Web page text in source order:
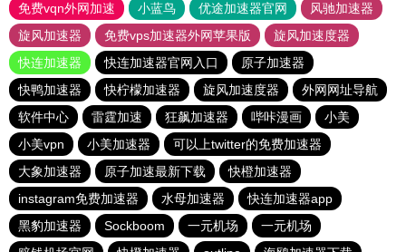
免费vqn外网加速
小蓝鸟 优途加速器官网
风驰加速器
旋风加速器
免费vps加速器外网苹果版
旋风加速度器
快连加速器
快连加速器官网入口
原子加速器
快鸭加速器
快柠檬加速器 旋风加速度器
外网网址导航
软件中心
雷霆加速 狂飙加速器 哔咔漫画
小美
小美vpn
小美加速器
可以上twitter的免费加速器
大象加速器
原子加速最新下载
快橙加速器
instagram免费加速器
水母加速器
快连加速器app
黑豹加速器
Sockboom 一元机场
一元机场